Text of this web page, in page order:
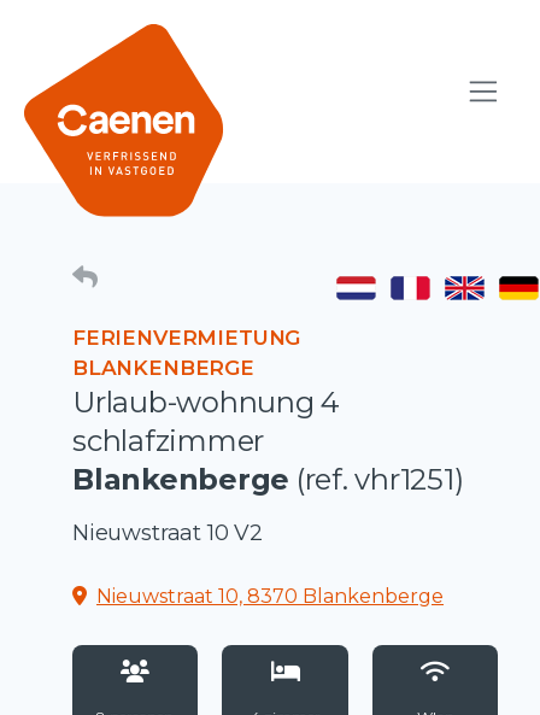
FERIENVERMIETUNG
BLANKENBERGE
Urlaub-wohnung 4
schlafzimmer
Blankenberge (ref. vhr1251)
Nieuwstraat 10 V2
Nieuwstraat 10, 8370 Blankenberge